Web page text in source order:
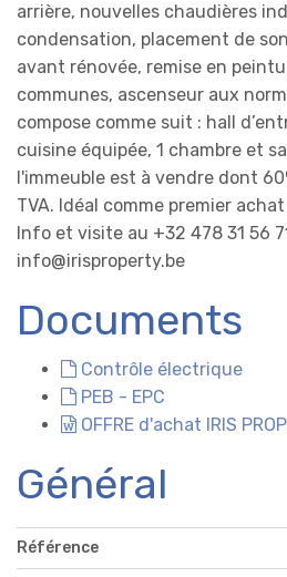
arrière, nouvelles chaudières
condensation, placement de
avant rénovée, remise en
communes, ascenseur aux
compose comme suit : hall
cuisine équipée, 1 chambre et
l'immeuble est à vendre dont
TVA. Idéal comme premier
Info et visite au +32 478 31 56
info@irisproperty.be
Documents
Contrôle électrique
PEB - EPC
OFFRE d'achat IRIS
Général
Référence